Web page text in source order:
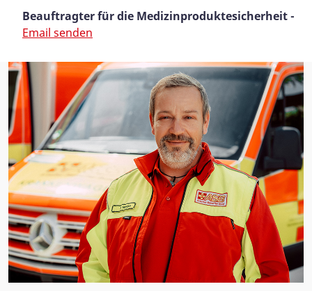
Beauftragterfür die Medizinproduktesicherheit -
Email senden